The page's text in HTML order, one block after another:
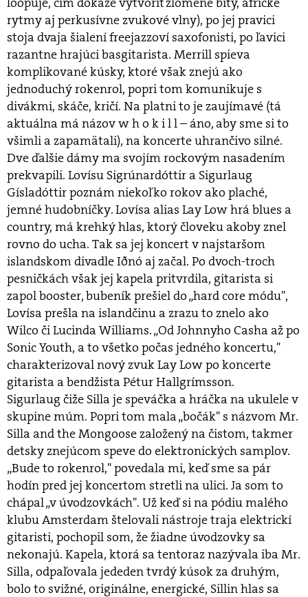
rytmy aj perkusívne zvukové vlny), po jej pravici
stoja dvaja šialení freejazzoví saxofonisti, po ľavici
razantne hrajúci basgitarista. Merrill spieva
komplikované kúsky, ktoré však znejú ako
jednoduchý rokenrol, popri tom komunikuje s
divákmi, skáče, kričí. Na platni to je zaujímavé (tá
aktuálna má názov w h o k i l l – áno, aby sme si to
všimli a zapamätali), na koncerte uhrančivo silné.
Dve ďalšie dámy ma svojím rockovým nasadením
prekvapili. Lovísu Sigrúnardóttir a Sigurlaug
Gísladóttir poznám niekoľko rokov ako plaché,
jemné hudobníčky. Lovísa alias Lay Low hrá blues a
country, má krehký hlas, ktorý človeku akoby znel
rovno do ucha. Tak sa jej koncert v najstaršom
islandskom divadle Iðnó aj začal. Po dvoch-troch
pesničkách však jej kapela pritvrdila, gitarista si
zapol booster, bubeník prešiel do „hard core módu",
Lovísa prešla na islandčinu a zrazu to znelo ako
Wilco či Lucinda Williams. „Od Johnnyho Casha až po
Sonic Youth, a to všetko počas jedného koncertu,"
charakterizoval nový zvuk Lay Low po koncerte
gitarista a bendžista Pétur Hallgrímsson.
Sigurlaug čiže Silla je speváčka a hráčka na ukulele v
skupine múm. Popri tom mala „bočák" s názvom Mr.
Silla and the Mongoose založený na čistom, takmer
detsky znejúcom speve do elektronických samplov.
„Bude to rokenrol," povedala mi, keď sme sa pár
hodín pred jej koncertom stretli na ulici. Ja som to
chápal „v úvodzovkách". Už keď si na pódiu malého
klubu Amsterdam štelovali nástroje traja elektrickí
gitaristi, pochopil som, že žiadne úvodzovky sa
nekonajú. Kapela, ktorá sa tentoraz nazývala iba Mr.
Silla, odpaľovala jededen tvrdý kúsok za druhým,
bolo to svižné, originálne, energické, Sillin hlas sa